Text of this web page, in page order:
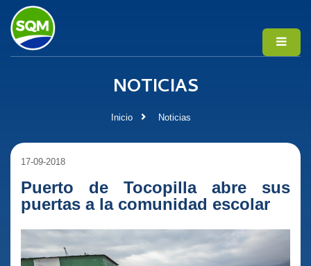
NOTICIAS
Inicio Noticias
17-09-2018
Puerto de Tocopilla abre sus
puertas a la comunidad escolar